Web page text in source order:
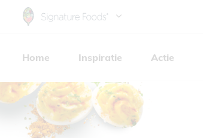
Home Inspiratie Actie